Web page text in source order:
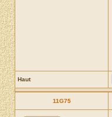
Haut
11G75